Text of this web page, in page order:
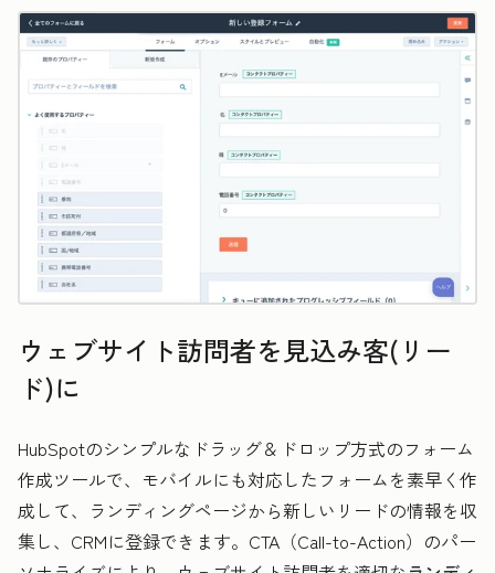
ウェブサイト訪問者を見込み客(リー
ド)に
HubSpotのシンプルなドラッグ＆ドロップ方式のフォーム
作成ツールで、モバイルにも対応したフォームを素早く作
成して、ランディングページから新しいリードの情報を収
集し、CRMに登録できます。CTA（Call-to-Action）のパー